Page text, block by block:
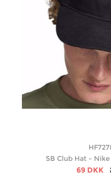
SB Club Hat -
69 DKK